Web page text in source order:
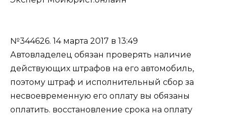
№344626. 14 марта 2017 в 13:49
Автовладелец обязан проверять наличие
действующих штрафов на его автомобиль,
поэтому штраф и исполнительный сбор за
несвоевременную его оплату вы обязаны
оплатить. восстановление срока на оплату